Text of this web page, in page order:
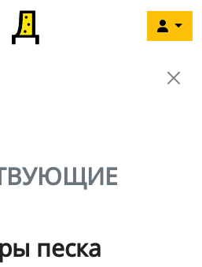
песка